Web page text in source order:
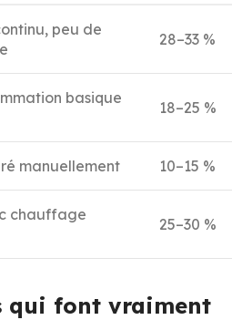
peu de
28–33 %
basique
18–25 %
manuellement 10–15 %
chauffage
25–30 %
qui font vraiment